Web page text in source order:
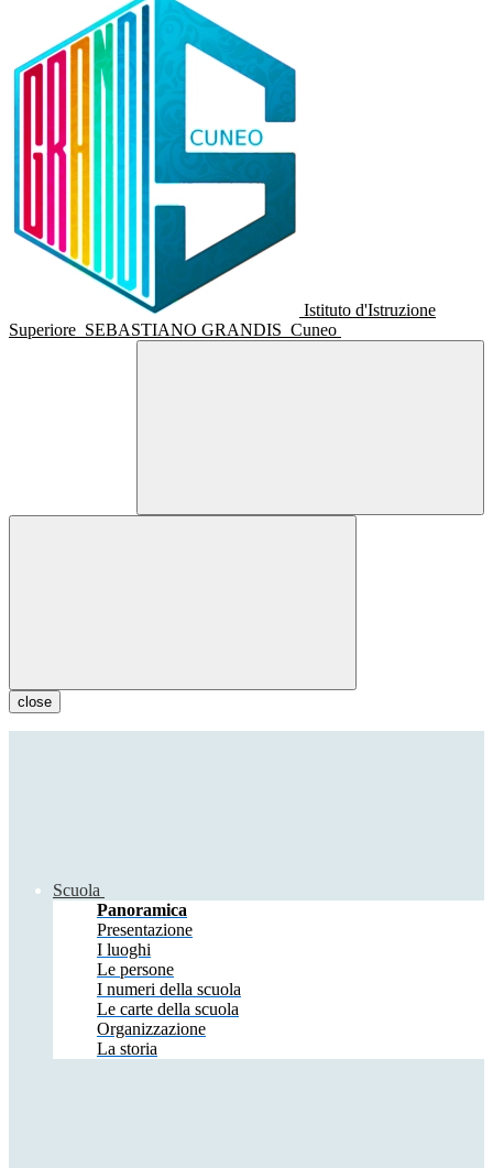
Istituto d'Istruzione
Superiore SEBASTIANO GRANDIS Cuneo
close
Scuola
Panoramica
Presentazione
I luoghi
Le persone
I numeri della scuola
Le carte della scuola
Organizzazione
La storia